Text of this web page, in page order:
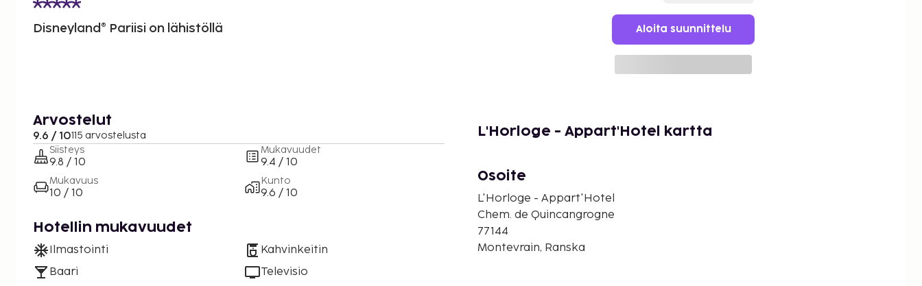
Disneyland® Pariisi on lähistöllä Aloita suunnittelu
Arvostelut
9.6 / 10115 arvostelusta
Siisteys
9.8 / 10
Mukavuus
10 / 10
Mukavuudet
9.4 / 10
Kunto
9.6 / 10
Hotellin mukavuudet
Ilmastointi
Baari
Kahvinkeitin
Televisio
L'Horloge - Appart'Hotel kartta
Osoite
L'Horloge - Appart'Hotel
Chem. de Quincangrogne
77144
Montevrain, Ranska